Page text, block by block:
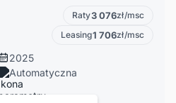
Raty3 076zł/msc
Leasing1 706zł/msc
2025
Automatyczna